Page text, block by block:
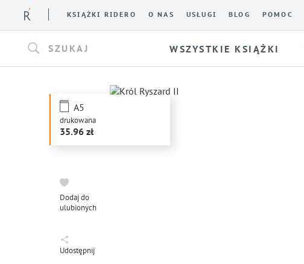
KSIĄŻKI RIDERO O NAS USŁUGI BLOG POMOC
SZUKAJ WSZYSTKIE KSIĄŻKI
drukowana
A5
35.96
Dodaj do
ulubionych
Udostępnij